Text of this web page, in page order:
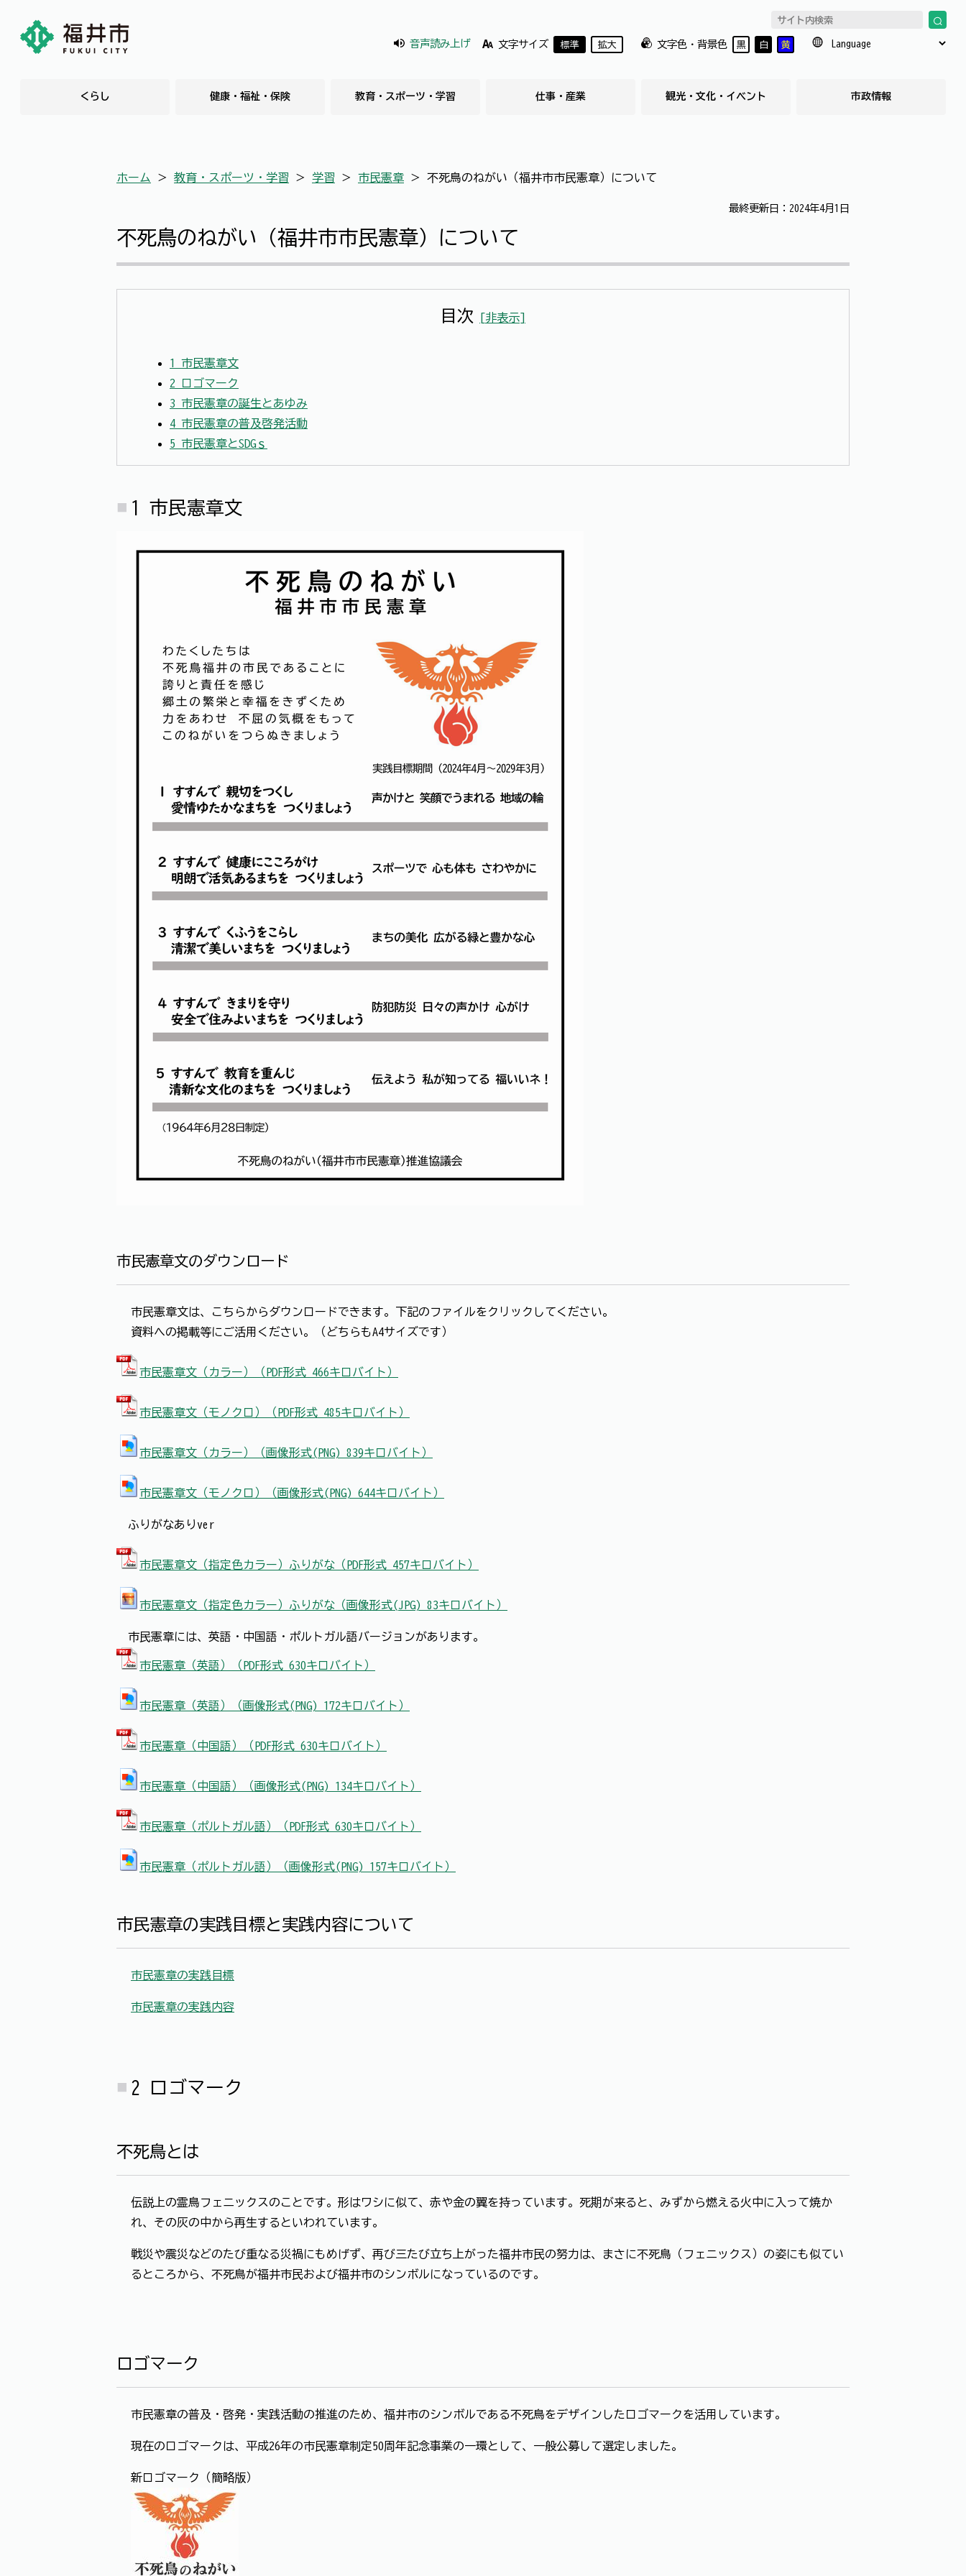
音声読み上げ 文字サイズ 標準 拡大 文字色・背景色 黒 白 黄
くらし 健康・福祉・保険 教育・スポーツ・学習 仕事・産業 観光・文化・イベント 市政情報
ホーム ＞ 教育・スポーツ・学習 ＞ 学習 ＞ 市民憲章 ＞ 不死鳥のねがい（福井市市民憲章）について
最終更新日：2024年4月1日
不死鳥のねがい（福井市市民憲章）について
目次 [非表示]
1 市民憲章文
2 ロゴマーク
3 市民憲章の誕生とあゆみ
4 市民憲章の普及啓発活動
5 市民憲章とSDGｓ
1 市民憲章文
市民憲章文のダウンロード
市民憲章文は、こちらからダウンロードできます。下記のファイルをクリックしてください。
資料への掲載等にご活用ください。（どちらもA4サイズです）
市民憲章文（カラー）（PDF形式 466キロバイト）
市民憲章文（モノクロ）（PDF形式 485キロバイト）
市民憲章文（カラー）（画像形式(PNG) 839キロバイト）
市民憲章文（モノクロ）（画像形式(PNG) 644キロバイト）
ふりがなありver
市民憲章文（指定色カラー）ふりがな（PDF形式 457キロバイト）
市民憲章文（指定色カラー）ふりがな（画像形式(JPG) 83キロバイト）
市民憲章には、英語・中国語・ポルトガル語バージョンがあります。
市民憲章（英語）（PDF形式 630キロバイト）
市民憲章（英語）（画像形式(PNG) 172キロバイト）
市民憲章（中国語）（PDF形式 630キロバイト）
市民憲章（中国語）（画像形式(PNG) 134キロバイト）
市民憲章（ポルトガル語）（PDF形式 630キロバイト）
市民憲章（ポルトガル語）（画像形式(PNG) 157キロバイト）
市民憲章の実践目標と実践内容について
市民憲章の実践目標
市民憲章の実践内容
2 ロゴマーク
不死鳥とは
伝説上の霊鳥フェニックスのことです。形はワシに似て、赤や金の翼を持っています。死期が来ると、みずから燃える火中に入って焼か
れ、その灰の中から再生するといわれています。
戦災や震災などのたび重なる災禍にもめげず、再び三たび立ち上がった福井市民の努力は、まさに不死鳥（フェニックス）の姿にも似てい
るところから、不死鳥が福井市民および福井市のシンボルになっているのです。
ロゴマーク
市民憲章の普及・啓発・実践活動の推進のため、福井市のシンボルである不死鳥をデザインしたロゴマークを活用しています。
現在のロゴマークは、平成26年の市民憲章制定50周年記念事業の一環として、一般公募して選定しました。
新ロゴマーク（簡略版）